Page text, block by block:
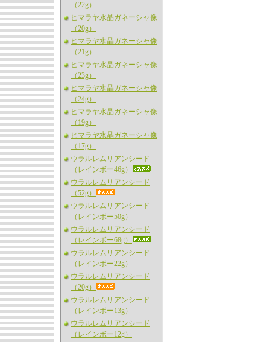
（22g）
ヒマラヤ水晶ガネーシャ像
（20g）
ヒマラヤ水晶ガネーシャ像
（21g）
ヒマラヤ水晶ガネーシャ像
（23g）
ヒマラヤ水晶ガネーシャ像
（24g）
ヒマラヤ水晶ガネーシャ像
（19g）
ヒマラヤ水晶ガネーシャ像
（17g）
ウラルレムリアンシード
（レインボー46g）
ウラルレムリアンシード
（52g）
ウラルレムリアンシード
（レインボー50g）
ウラルレムリアンシード
（レインボー68g）
ウラルレムリアンシード
（レインボー22g）
ウラルレムリアンシード
（20g）
ウラルレムリアンシード
（レインボー13g）
ウラルレムリアンシード
（レインボー12g）